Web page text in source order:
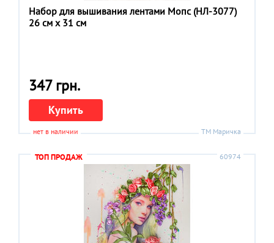
Набор для вышивания лентами Мопс (НЛ-3077)
26 см x 31 см
347 грн.
Купить
нет в наличии ТМ Маричка
ТОП ПРОДАЖ 60974